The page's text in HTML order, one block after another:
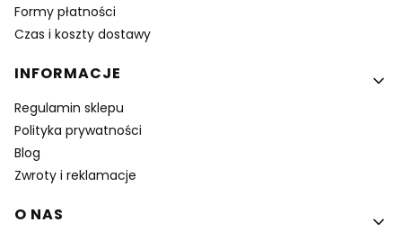
Formy płatności
Czas i koszty dostawy
INFORMACJE
Regulamin sklepu
Polityka prywatności
Blog
Zwroty i reklamacje
O NAS